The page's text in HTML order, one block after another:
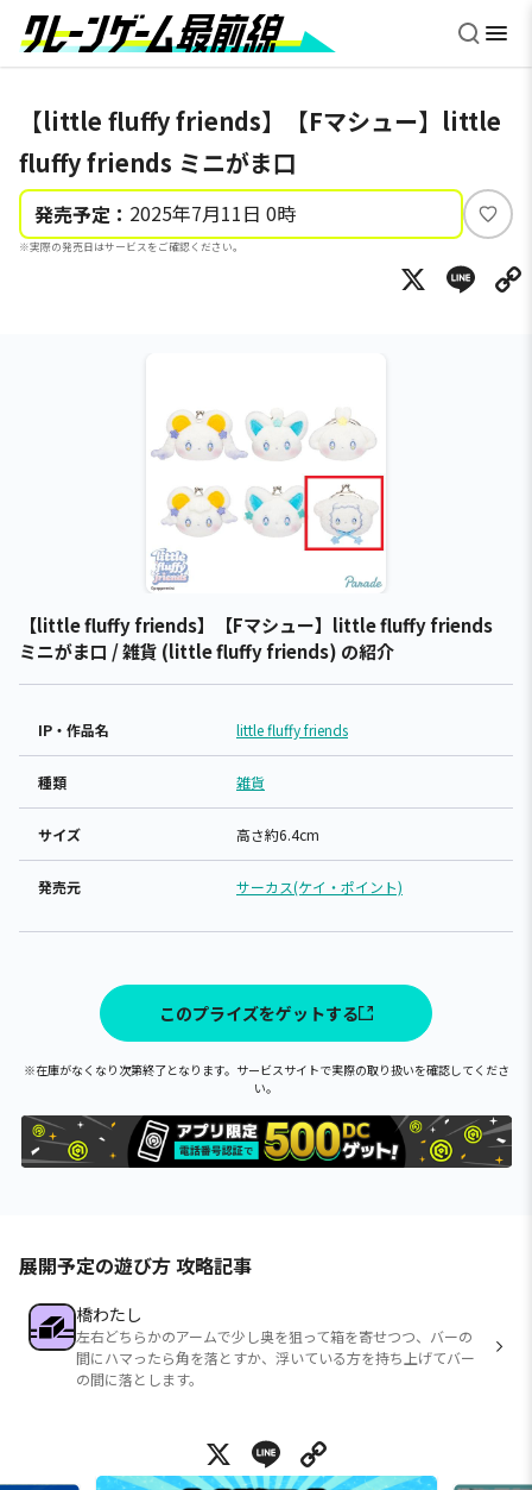
【little fluffy friends】【Fマシュー】little
fluffy friends ミニがま口
発売予定： 2025年7月11日 0時
※実際の発売日はサービスをご確認ください。
い
ね
X
【little fluffy friends】【Fマシュー】little fluffy friends
ミニがま口 / 雑貨 (little fluffy friends) の紹介
IP・作品名 little fluffy friends
種類 雑貨
サイズ 高さ約6.4cm
発売元 サーカス(ケイ・ポイント)
このプライズをゲットする
※在庫がなくなり次第終了となります。サービスサイトで実際の取り扱いを確認してくださ
い。
展開予定の遊び方 攻略記事
橋わたし
左右どちらかのアームで少し奥を狙って箱を寄せつつ、バーの
間にハマったら角を落とすか、浮いている方を持ち上げてバー
の間に落とします。
X Line